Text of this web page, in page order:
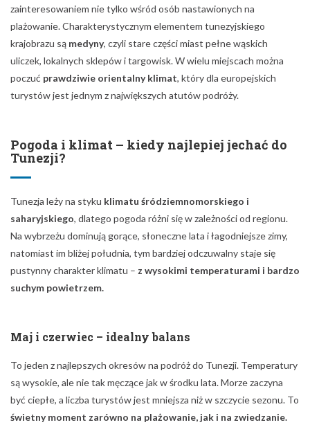
zainteresowaniem nie tylko wśród osób nastawionych na
plażowanie. Charakterystycznym elementem tunezyjskiego
krajobrazu są medyny, czyli stare części miast pełne wąskich
uliczek, lokalnych sklepów i targowisk. W wielu miejscach można
poczuć prawdziwie orientalny klimat, który dla europejskich
turystów jest jednym z największych atutów podróży.
Pogoda i klimat – kiedy najlepiej jechać do
Tunezji?
Tunezja leży na styku klimatu śródziemnomorskiego i
saharyjskiego, dlatego pogoda różni się w zależności od regionu.
Na wybrzeżu dominują gorące, słoneczne lata i łagodniejsze zimy,
natomiast im bliżej południa, tym bardziej odczuwalny staje się
pustynny charakter klimatu – z wysokimi temperaturami i bardzo
suchym powietrzem.
Maj i czerwiec – idealny balans
To jeden z najlepszych okresów na podróż do Tunezji. Temperatury
są wysokie, ale nie tak męczące jak w środku lata. Morze zaczyna
być ciepłe, a liczba turystów jest mniejsza niż w szczycie sezonu. To
świetny moment zarówno na plażowanie, jak i na zwiedzanie.